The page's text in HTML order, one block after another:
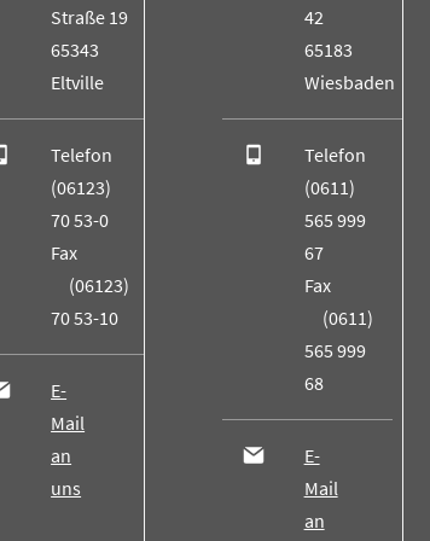
Straße 19
65343
Eltville
Telefon
(06123)
70 53-0
Fax
(06123)
70 53-10
E-
Mail
an
uns
42
65183
Wiesbaden
Telefon
(0611)
565 999
67
Fax
(0611)
565 999
68
E-
Mail
an